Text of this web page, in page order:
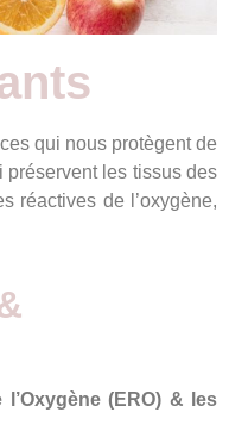
qui nous protègent de
préservent les tissus des
réactives de l’oxygène,
(ERO) & les